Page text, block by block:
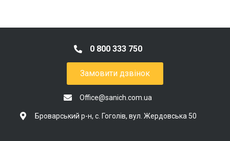
0 800 333 750
Замовити дзвінок
Office@sanich.com.ua
Броварський р-н, с. Гоголів, вул. Жердовська 50